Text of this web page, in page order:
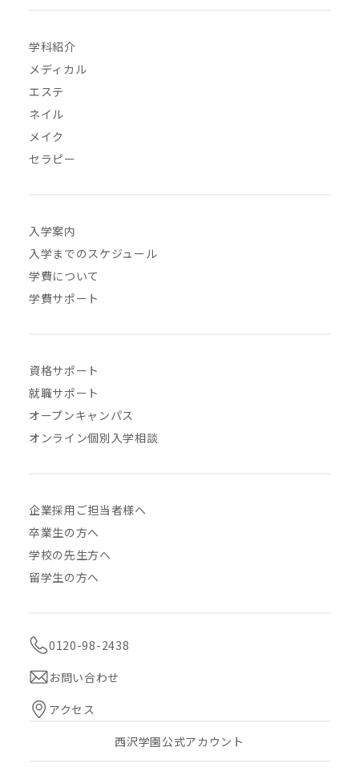
学科紹介
メディカル
エステ
ネイル
メイク
セラピー
入学案内
入学までのスケジュール
学費について
学費サポート
資格サポート
就職サポート
オープンキャンパス
オンライン個別入学相談
企業採用ご担当者様へ
卒業生の方へ
学校の先生方へ
留学生の方へ
0120-98-2438
お問い合わせ
アクセス
西沢学園公式アカウント